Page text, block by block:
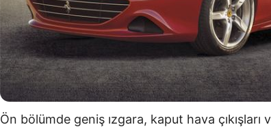
Ön bölümde geniş ızgara, kaput hava